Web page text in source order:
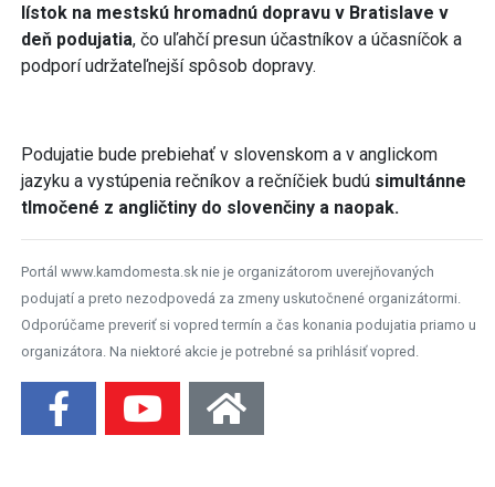
lístok na mestskú hromadnú dopravu v Bratislave v
deň podujatia, čo uľahčí presun účastníkov a účasníčok a
podporí udržateľnejší spôsob dopravy.
Podujatie bude prebiehať v slovenskom a v anglickom
jazyku a vystúpenia rečníkov a rečníčiek budú simultánne
tlmočené z angličtiny do slovenčiny a naopak.
Portál www.kamdomesta.sk nie je organizátorom uverejňovaných
podujatí a preto nezodpovedá za zmeny uskutočnené organizátormi.
Odporúčame preveriť si vopred termín a čas konania podujatia priamo u
organizátora. Na niektoré akcie je potrebné sa prihlásiť vopred.